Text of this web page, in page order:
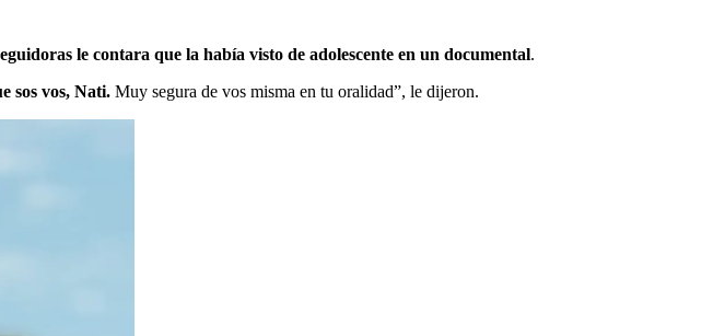
le contara que la había visto de adolescente en un documental.
sos vos, Nati. Muy segura de vos misma en tu oralidad”, le dijeron.